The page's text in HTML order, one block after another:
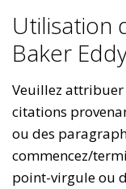
Utilisation
Baker
Veuillez attribuer
citations
ou des
commencez/
point-virgule ou